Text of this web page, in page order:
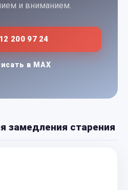
и вниманием.
200 97 24
в MAX
замедления старения